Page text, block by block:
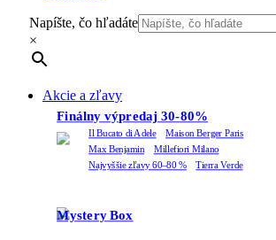
Napíšte, čo hľadáte
×
Akcie a zľavy
Finálny výpredaj 30-80%
Il Bucato di Adele
Maison Berger Paris
Max Benjamin
Millefiori Milano
Najvyššie zľavy 60–80 %
Tierra Verde
Mystery Box